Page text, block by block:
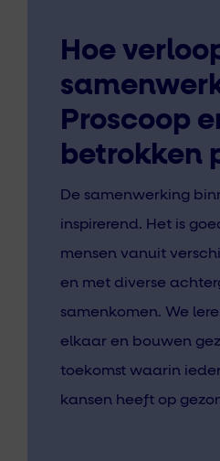
Hoe
Proscoop
betrokken
De samenwerking
inspirerend. Het is
mensen vanuit
en met diverse
samenkomen. We
elkaar en bouwen
toekomst waarin
kansen heeft op